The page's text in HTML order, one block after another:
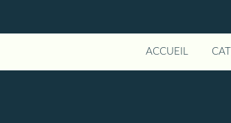
ACCUEIL